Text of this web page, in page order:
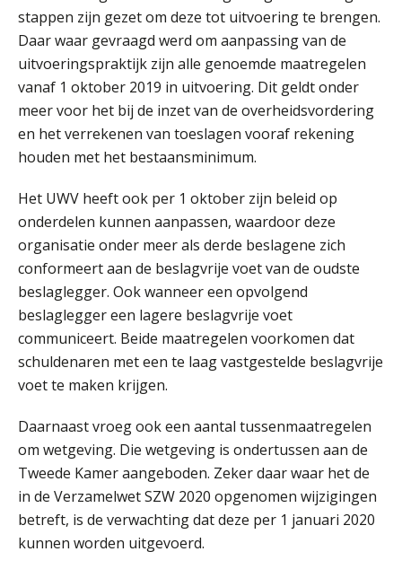
stappen zijn gezet om deze tot uitvoering te brengen.
Daar waar gevraagd werd om aanpassing van de
uitvoeringspraktijk zijn alle genoemde maatregelen
vanaf 1 oktober 2019 in uitvoering. Dit geldt onder
meer voor het bij de inzet van de overheidsvordering
en het verrekenen van toeslagen vooraf rekening
houden met het bestaansminimum.
Het UWV heeft ook per 1 oktober zijn beleid op
onderdelen kunnen aanpassen, waardoor deze
organisatie onder meer als derde beslagene zich
conformeert aan de beslagvrije voet van de oudste
beslaglegger. Ook wanneer een opvolgend
beslaglegger een lagere beslagvrije voet
communiceert. Beide maatregelen voorkomen dat
schuldenaren met een te laag vastgestelde beslagvrije
voet te maken krijgen.
Daarnaast vroeg ook een aantal tussenmaatregelen
om wetgeving. Die wetgeving is ondertussen aan de
Tweede Kamer aangeboden. Zeker daar waar het de
in de Verzamelwet SZW 2020 opgenomen wijzigingen
betreft, is de verwachting dat deze per 1 januari 2020
kunnen worden uitgevoerd.
07
SEP
Online cursus Bedingen in de arbeidsovereenkomst
MOCuitgevers
08
SEP
Online Excel training voor de salarisadministrateur (verdieping)
MOCuitgevers
08
SEP
Tweedaagse online Excel training voor de salarisadministrateur (verdieping, specialisatie en AI)
MOCuitgevers
09
SEP
MOCuitgevers
16
SEP
Online cursus Disfunctionerende werknemer: wat nu?
MOCuitgevers
SEP
MOCuitgevers
17
SEP
Online cursus Auto, fiets en OV in de salarisadministratie
MOCuitgevers
17